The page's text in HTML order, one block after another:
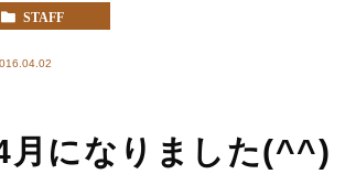
STAFF
月になりました(^^)